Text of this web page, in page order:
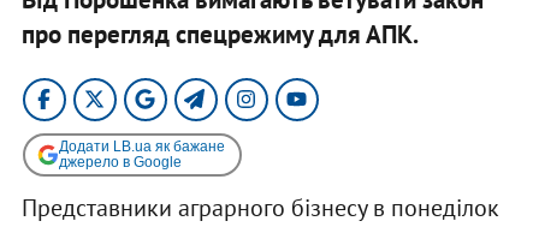
про перегляд спецрежиму для АПК.
Додати LB.ua як бажане
джерело в Google
Представники аграрного бізнесу в понеділок